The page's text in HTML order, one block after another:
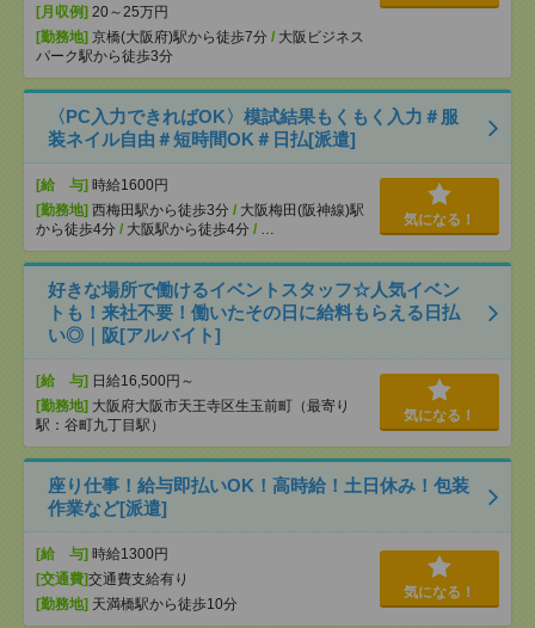
[月収例] 20～25万円
[勤務地] 京橋(大阪府)駅から徒歩7分 / 大阪ビジネス
パーク駅から徒歩3分
〈PC入力できればOK〉模試結果もくもく入力＃服
装ネイル自由＃短時間OK＃日払[派遣]
[給 与] 時給1600円
[勤務地] 西梅田駅から徒歩3分 / 大阪梅田(阪神線)駅
から徒歩4分 / 大阪駅から徒歩4分 / …
気になる！
好きな場所で働けるイベントスタッフ☆人気イベン
トも！来社不要！働いたその日に給料もらえる日払
い◎｜阪[アルバイト]
[給 与] 日給16,500円～
[勤務地] 大阪府大阪市天王寺区生玉前町（最寄り
駅：谷町九丁目駅）
気になる！
座り仕事！給与即払いOK！高時給！土日休み！包装
作業など[派遣]
[給 与] 時給1300円
[交通費]交通費支給有り
[勤務地] 天満橋駅から徒歩10分
気になる！